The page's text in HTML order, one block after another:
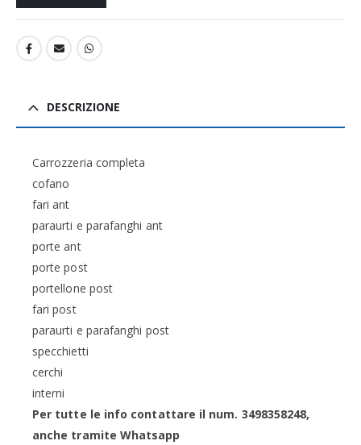
DESCRIZIONE
Carrozzeria completa
cofano
fari ant
paraurti e parafanghi ant
porte ant
porte post
portellone post
fari post
paraurti e parafanghi post
specchietti
cerchi
interni
Per tutte le info contattare il num. 3498358248,
anche tramite Whatsapp